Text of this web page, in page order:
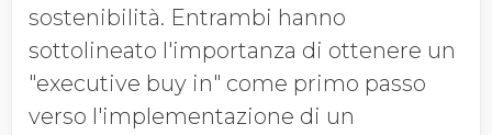
sostenibilità. Entrambi hanno
sottolineato l'importanza di ottenere un
"executive buy in" come primo passo
verso l'implementazione di un